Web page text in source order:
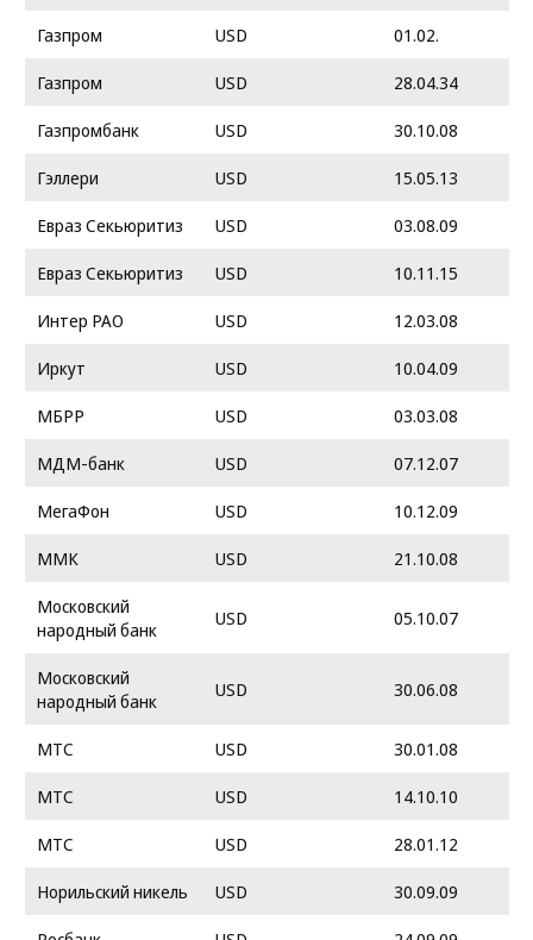
Газпром
USD
01.02.
Газпром
USD
28.04.34
Газпромбанк
USD
30.10.08
Гэллери
USD
15.05.13
Евраз Секьюритиз
USD
03.08.09
Евраз Секьюритиз
USD
10.11.15
Интер РАО
USD
12.03.08
Иркут
USD
10.04.09
МБРР
USD
03.03.08
МДМ-банк
USD
07.12.07
МегаФон
USD
10.12.09
ММК
USD
21.10.08
Московский
народный банк
USD 05.10.07
Московский
народный банк
USD 30.06.08
МТС USD
30.01.08
МТС
USD
14.10.10
МТС
USD
28.01.12
Норильский никель
USD
30.09.09